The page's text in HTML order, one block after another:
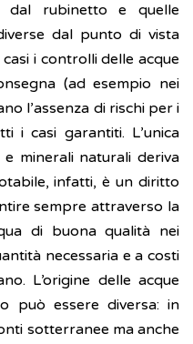
dal rubinetto e quelle
dal punto di vista
i controlli delle acque
(ad esempio nei
l’assenza di rischi per i
i casi garantiti. L’unica
minerali naturali deriva
infatti, è un diritto
sempre attraverso la
di buona qualità nei
necessaria e a costi
L’origine delle acque
può essere diversa: in
sotterranee ma anche